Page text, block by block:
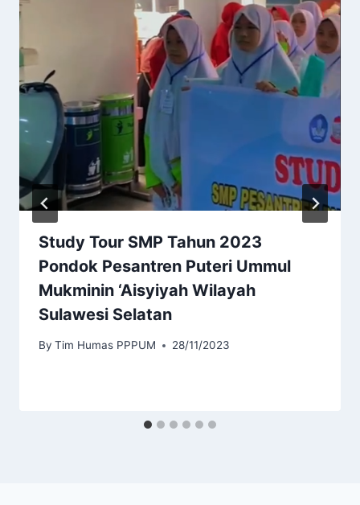
Study Tour SMP Tahun 2023
Pondok Pesantren Puteri Ummul
Mukminin ‘Aisyiyah Wilayah
Sulawesi Selatan
By Tim Humas PPPUM 28/11/2023